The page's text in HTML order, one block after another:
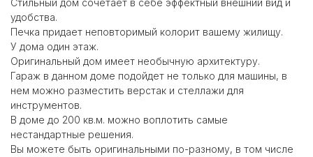
Стильный дом сочетает в себе эффектный внешний вид и
удобства.
Печка придает неповторимый колорит вашему жилищу.
У дома один этаж.
Оригинальный дом имеет необычную архитектуру.
Гараж в данном доме подойдет не только для машины, в
нем можно разместить верстак и стеллажи для
инструментов.
В доме до 200 кв.м. можно воплотить самые
нестандартные решения.
Вы можете быть оригинальными по-разному, в том числе